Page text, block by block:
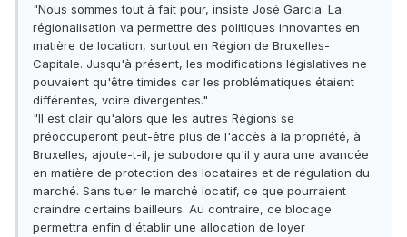
"Nous sommes tout à fait pour, insiste José Garcia. La
régionalisation va permettre des politiques innovantes en
matière de location, surtout en Région de Bruxelles-
Capitale. Jusqu'à présent, les modifications législatives ne
pouvaient qu'être timides car les problématiques étaient
différentes, voire divergentes."
"Il est clair qu'alors que les autres Régions se
préoccuperont peut-être plus de l'accès à la propriété, à
Bruxelles, ajoute-t-il, je subodore qu'il y aura une avancée
en matière de protection des locataires et de régulation du
marché. Sans tuer le marché locatif, ce que pourraient
craindre certains bailleurs. Au contraire, ce blocage
permettra enfin d'établir une allocation de loyer